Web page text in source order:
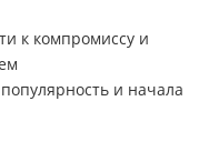
к компромиссу и
и начала